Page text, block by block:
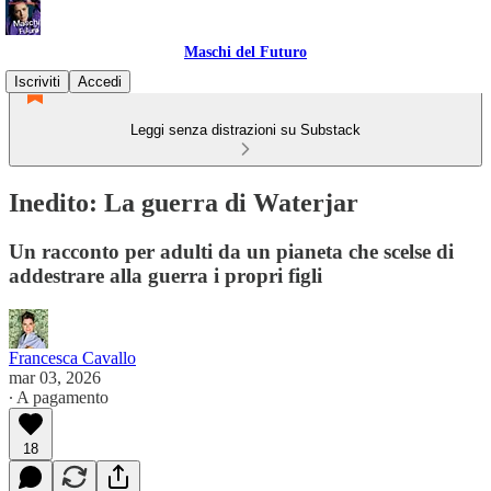
Maschi del Futuro
Iscriviti
Accedi
Leggi senza distrazioni su Substack
Inedito: La guerra di Waterjar
Un racconto per adulti da un pianeta che scelse di
addestrare alla guerra i propri figli
Francesca Cavallo
mar 03, 2026
∙ A pagamento
18